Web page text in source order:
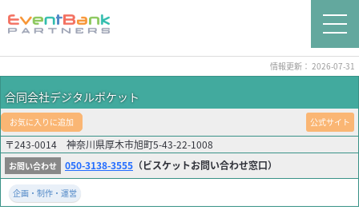
情報更新： 2026-07-31
合同会社デジタルポケット
お気に入りに追加
〒243-0014 神奈川県厚木市旭町5-43-22-1008
050-3138-3555 （ビスケットお問い合わせ窓口）
公式サイト
企画・制作・運営